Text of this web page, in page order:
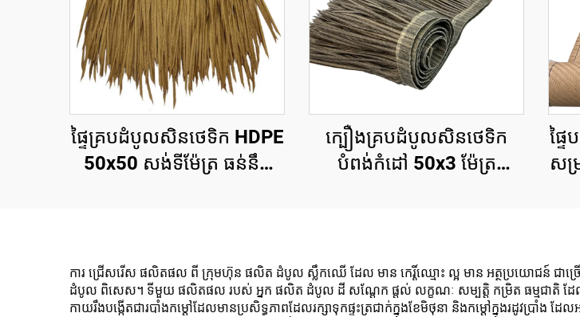
ផ្ទៃគ្របដំបូលសិនថេទិក HDPE
50x50 សង់ទីម៉ែត្រ ធន់នឹង
ក្បឿងគ្របដំបូលសិនថេទិក
បំពង់កំដៅ 50x3 ម៉ែត្រ
ផ្ទ
សម្
ការ ជ្រើសរើស ផលិតផល ពី ក្រុមហ៊ុន ផលិត ដំបូល ស្លឹកឈើ ដែល មាន កេរ្តិ៍ឈ្មោះ ល្អ មាន អត្ថប្រយោជន៍ ជាច្រើ
ដំបូល ពិសេស។ ទីមួយ ផលិតផល របស់ អ្នក ផលិត ដំបូល ដី សណ្តែក ផ្តល់ លក្ខណៈ សម្បត្តិ កម្រិត ធម្មជាតិ ដែល
កាយរឹងបង្កើតជារបាំងកម្តៅដែលមានប្រសិទ្ធភាពដែលរក្សាទុកផ្ទះត្រជាក់ក្នុងខែមិថុនា និងកម្តៅក្នុងរដូវប្រ